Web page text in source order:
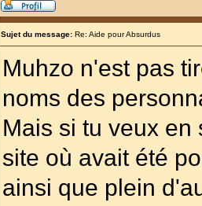
Sujet du message: Re: Aide pour Absurdus
Muhzo n'est pas
noms des
Mais si tu veux
site où avait été
ainsi que plein